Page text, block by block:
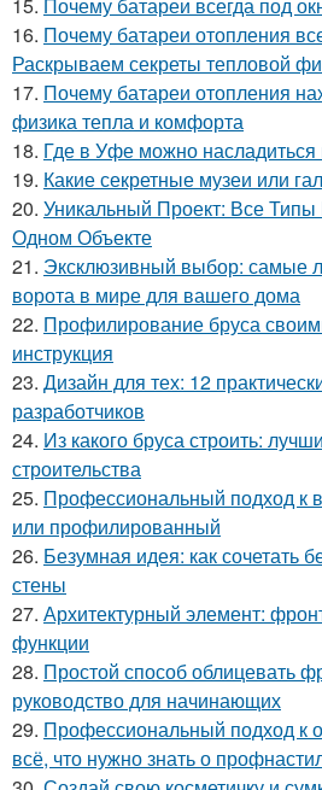
15. Почему батареи всегда под
16. Почему батареи отопления
Раскрываем секреты тепловой
17. Почему батареи отопления
физика тепла и комфорта
18. Где в Уфе можно
19. Какие секретные музеи или
20. Уникальный Проект: Все
Одном Объекте
21. Эксклюзивный выбор: самые
ворота в мире для вашего дома
22. Профилирование бруса
инструкция
23. Дизайн для тех: 12
разработчиков
24. Из какого бруса строить:
строительства
25. Профессиональный подход к
или профилированный
26. Безумная идея: как сочетать
стены
27. Архитектурный элемент:
функции
28. Простой способ облицевать
руководство для начинающих
29. Профессиональный подход к
всё, что нужно знать о